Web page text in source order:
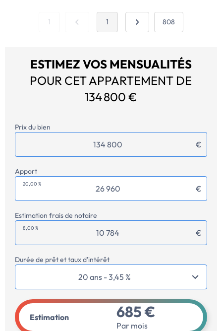
1 1 808
ESTIMEZ VOS MENSUALITÉS
POUR CET APPARTEMENT DE
134 800 €
Prix du bien
€
Apport
20,00 % €
Estimation frais de notaire
8,00 % €
Durée de prêt et taux d'intérêt
Estimation 685 €
Par mois